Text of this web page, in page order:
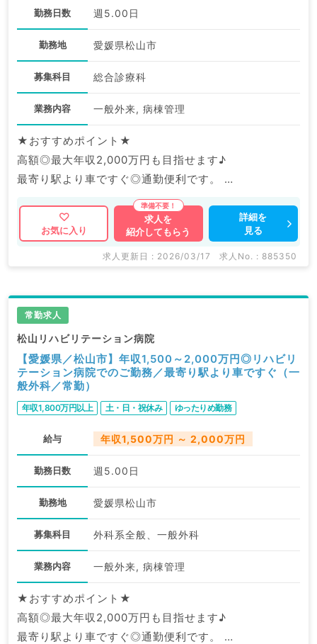
勤務日数 週5.00日
勤務地 愛媛県松山市
募集科目 総合診療科
業務内容 一般外来, 病棟管理
★おすすめポイント★
高額◎最大年収2,000万円も目指せます♪
最寄り駅より車ですぐ◎通勤便利です。
マイナビDOCTORでは病院やクリニックなどの医療機
関求人はもちろんのこと、
掲載情報以外にも産業医等の企業系求人も多数扱ってい
求人内容の詳細等はお気軽にお問合せ下さい。
お気に入り
求人を
紹介してもらう
詳細を
見る
求人更新日 : 2026/03/17 求人No. : 885350
常勤求人
松山リハビリテーション病院
【愛媛県／松山市】年収1,500～2,000万円◎リハビリ
テーション病院でのご勤務／最寄り駅より車ですぐ（一
般外科／常勤）
年収1,800万円以上 土・日・祝休み ゆったりめ勤務
給与 年収1,500万円 ～ 2,000万円
勤務日数 週5.00日
勤務地 愛媛県松山市
募集科目 外科系全般、一般外科
業務内容 一般外来, 病棟管理
★おすすめポイント★
高額◎最大年収2,000万円も目指せます♪
最寄り駅より車ですぐ◎通勤便利です。